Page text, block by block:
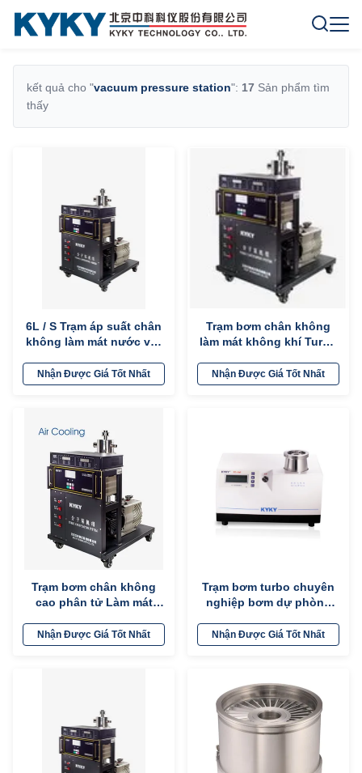
kết quả cho "vacuum pressure station": 17 Sản phẩm tìm
thấy
6L / S Trạm áp suất chân
không làm mát nước với
không Gaage
Nhận Được Giá Tốt Nhất
Trạm bơm chân không
làm mát không khí Turbo
Nhận Được Giá Tốt Nhất
Trạm bơm chân không
cao phân tử Làm mát
dàng DN40 ISO-KF
Nhận Được Giá Tốt Nhất
Trạm bơm turbo chuyên
nghiệp bơm dự phòng
tùy chọn
Nhận Được Giá Tốt Nhất